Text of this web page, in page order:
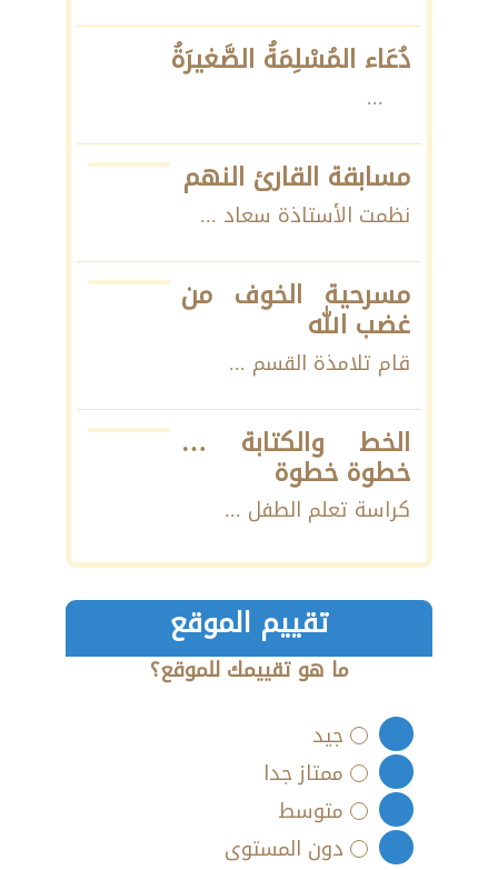
دُعَاء المُسْلِمَةُ الصَّغيرَةُ
...
مسابقة القارئ النهم
نظمت الأستاذة سعاد ...
مسرحية الخوف من
غضب الله
قام تلامذة القسم ...
الخط والكتابة …
خطوة خطوة
كراسة تعلم الطفل ...
تقييم الموقع
ما هو تقييمك للموقع؟
جيد
ممتاز جدا
متوسط
دون المستوى